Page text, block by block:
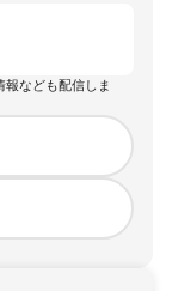
報なども配信しま